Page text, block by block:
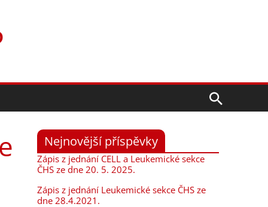
Hledat
Nejnovější příspěvky
Zápis z jednání CELL a Leukemické sekce
ČHS ze dne 20. 5. 2025.
Zápis z jednání Leukemické sekce ČHS ze
dne 28.4.2021.